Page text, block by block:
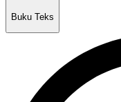
Buku Teks